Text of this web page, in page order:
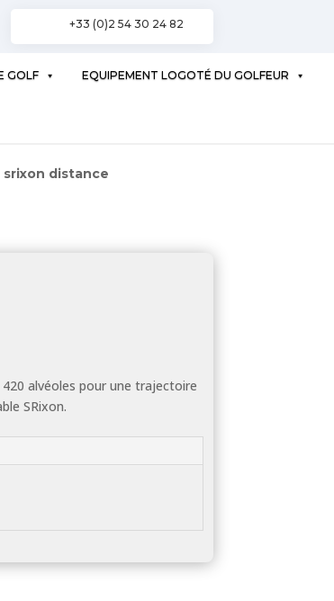
+33 (0)2 54 30 24 82
GOLF EQUIPEMENT LOGOTÉ DU GOLFEUR
srixon distance
alvéoles pour une trajectoire
SRixon.